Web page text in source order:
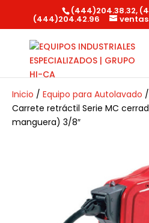
(444)204.38.32,
(444)204.42.96
Inicio / Equipo para Autolavado /
Carrete retráctil Serie MC
manguera) 3/8″